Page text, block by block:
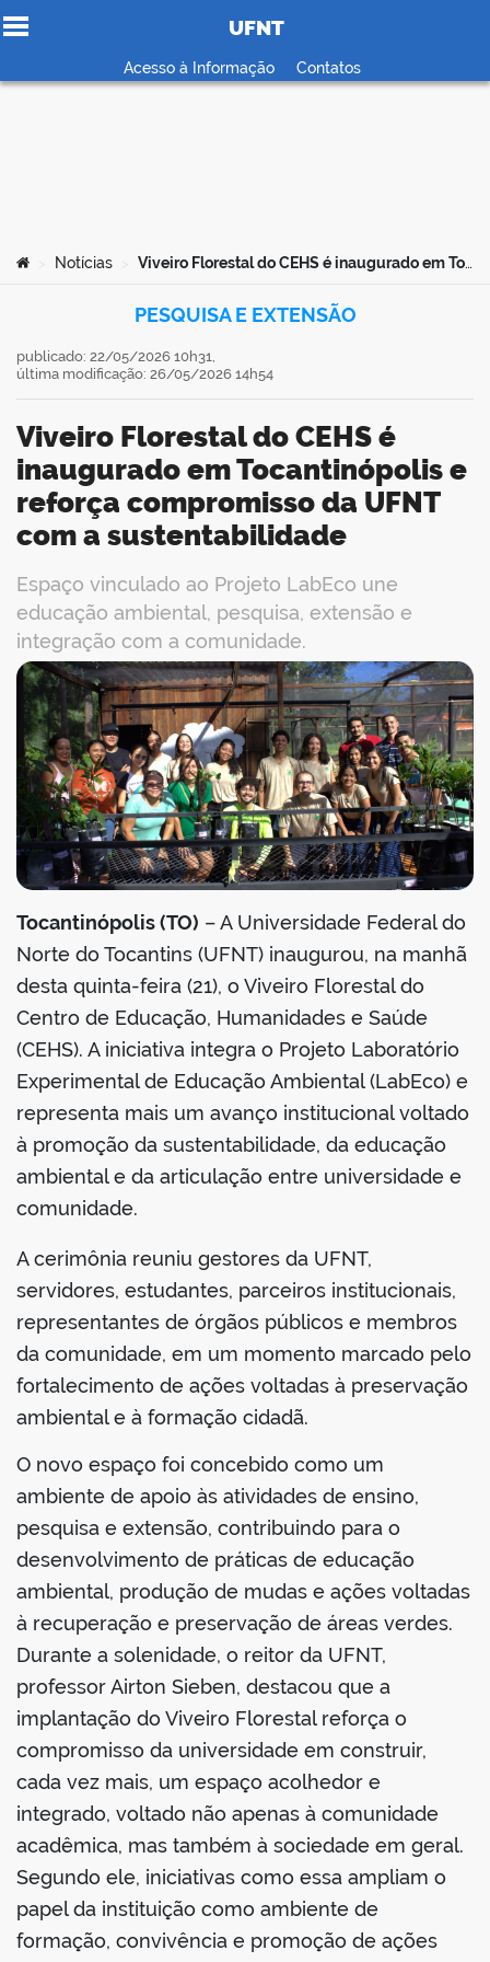
Ir para o conteúdo
UFNT
Acesso à Informação Contatos
portal
Você está aqui:
Notícias Viveiro Florestal do CEHS é inaugurado em Tocantinópolis e reforça compromisso da UFNT com a sustentabilidade
PESQUISA E EXTENSÃO
Viveiro Florestal do CEHS é
inaugurado em Tocantinópolis e
reforça compromisso da UFNT
com a sustentabilidade
Espaço vinculado ao Projeto LabEco une
educação ambiental, pesquisa, extensão e
integração com a comunidade.
publicado: 22/05/2026 10h31,
última modificação: 26/05/2026 14h54
Tocantinópolis (TO) – A Universidade Federal do
Norte do Tocantins (UFNT) inaugurou, na manhã
desta quinta-feira (21), o Viveiro Florestal do
Centro de Educação, Humanidades e Saúde
(CEHS). A iniciativa integra o Projeto Laboratório
Experimental de Educação Ambiental (LabEco) e
representa mais um avanço institucional voltado
à promoção da sustentabilidade, da educação
ambiental e da articulação entre universidade e
comunidade.
A cerimônia reuniu gestores da UFNT,
servidores, estudantes, parceiros institucionais,
representantes de órgãos públicos e membros
da comunidade, em um momento marcado pelo
fortalecimento de ações voltadas à preservação
ambiental e à formação cidadã.
O novo espaço foi concebido como um
ambiente de apoio às atividades de ensino,
pesquisa e extensão, contribuindo para o
desenvolvimento de práticas de educação
ambiental, produção de mudas e ações voltadas
à recuperação e preservação de áreas verdes.
Durante a solenidade, o reitor da UFNT,
professor Airton Sieben, destacou que a
implantação do Viveiro Florestal reforça o
compromisso da universidade em construir,
cada vez mais, um espaço acolhedor e
integrado, voltado não apenas à comunidade
acadêmica, mas também à sociedade em geral.
Segundo ele, iniciativas como essa ampliam o
papel da instituição como ambiente de
formação, convivência e promoção de ações